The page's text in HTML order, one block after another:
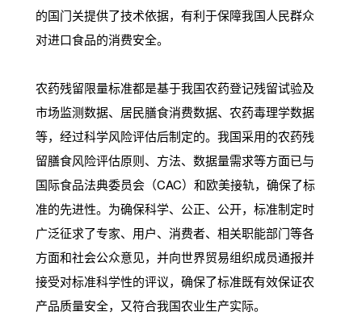
的国门关提供了技术依据，有利于保障我国人民群众
对进口食品的消费安全。
农药残留限量标准都是基于我国农药登记残留试验及
市场监测数据、居民膳食消费数据、农药毒理学数据
等，经过科学风险评估后制定的。我国采用的农药残
留膳食风险评估原则、方法、数据量需求等方面已与
国际食品法典委员会（CAC）和欧美接轨，确保了标
准的先进性。为确保科学、公正、公开，标准制定时
广泛征求了专家、用户、消费者、相关职能部门等各
方面和社会公众意见，并向世界贸易组织成员通报并
接受对标准科学性的评议，确保了标准既有效保证农
产品质量安全，又符合我国农业生产实际。